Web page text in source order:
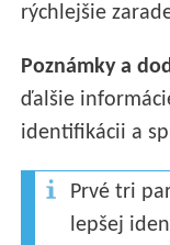
rýchlejšie
Poznámky a
ďalšie
identifikácii a
Prvé tri
lepšej